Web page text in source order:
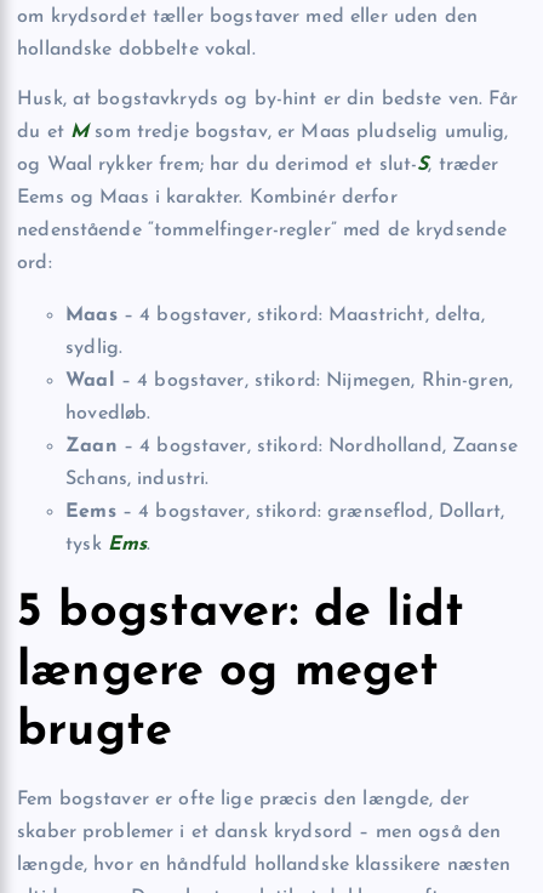
om krydsordet tæller bogstaver med eller uden den
hollandske dobbelte vokal.
Husk, at bogstavkryds og by-hint er din bedste ven. Får
du et Msom tredje bogstav, er Maas pludselig umulig,
og Waal rykker frem; har du derimod et slut-S, træder
Eems og Maas i karakter. Kombinér derfor
nedenstående “tommelfinger-regler” med de krydsende
ord:
Maas– 4 bogstaver, stikord: Maastricht, delta,
sydlig.
Waal – 4 bogstaver, stikord: Nijmegen, Rhin-gren,
hovedløb.
Zaan – 4 bogstaver, stikord: Nordholland, Zaanse
Schans, industri.
Eems– 4 bogstaver, stikord: grænseflod, Dollart,
tysk Ems.
5 bogstaver: de lidt
længere og meget
brugte
Fem bogstaver er ofte lige præcis den længde, der
skaber problemer i et dansk krydsord – men også den
længde, hvor en håndfuld hollandske klassikere næsten